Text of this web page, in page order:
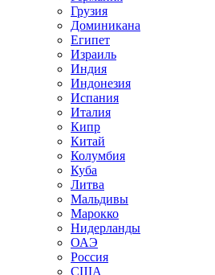
Грузия
Доминикана
Египет
Израиль
Индия
Индонезия
Испания
Италия
Кипр
Китай
Колумбия
Куба
Литва
Мальдивы
Марокко
Нидерланды
ОАЭ
Россия
США